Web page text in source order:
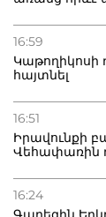
16:59
Կաթողիկոսի
հայտնել
16:51
Իրավունքի
Վեհափառին
16:24